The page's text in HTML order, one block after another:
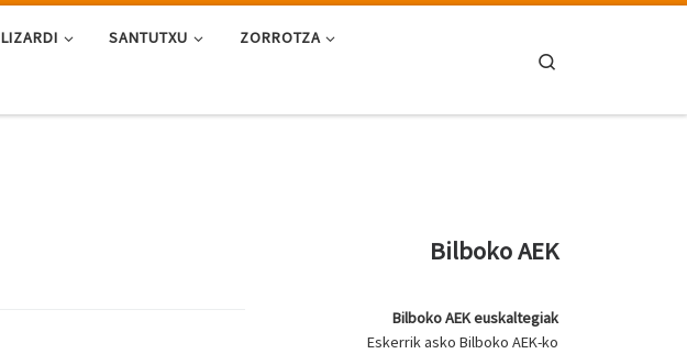
LIZARDI SANTUTXU ZORROTZA
Bilboko AEK
Bilboko AEK euskaltegiak
Eskerrik asko Bilboko AEK-ko